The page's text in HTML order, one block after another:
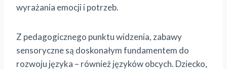
wyrażania emocji i potrzeb.
Z pedagogicznego punktu widzenia, zabawy
sensoryczne są doskonałym fundamentem do
rozwoju języka – również języków obcych. Dziecko,